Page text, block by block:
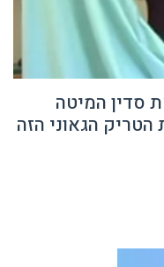
סדין המיטה
הגאוני הזה